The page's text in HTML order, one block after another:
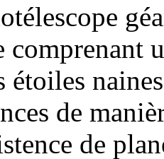
comprenant
étoiles
de
de